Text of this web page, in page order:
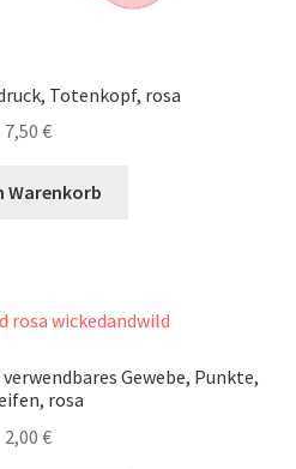
Totenkopf, rosa
7,50 €
Warenkorb
Gewebe, Punkte,
rosa
2,00 €